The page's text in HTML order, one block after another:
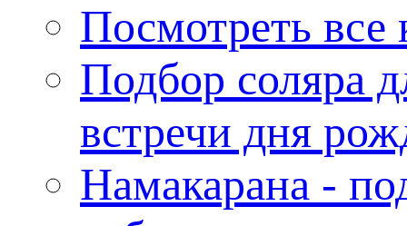
Посмотреть все
Подбор соляра
встречи дня
Намакарана -